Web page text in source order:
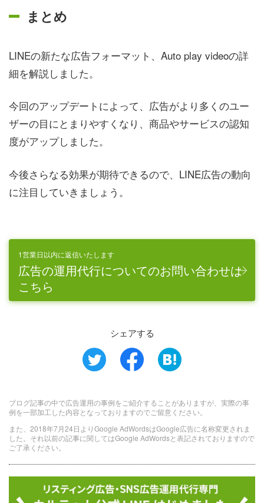
まとめ
LINEの新たな広告フォーマット、Auto play videoの詳
細を解説しました。
今回のアップデートによって、広告がより多くのユー
ザーの目にとまりやすくなり、商品やサービスの認知
度がアップしました。
今後さらなる効果が期待できるので、LINE広告の動向
に注目していきましょう。
1営業日以内に返信いたします
広告の運用代行についてのお問い合わせは
こちら
シェアする
ブログ記事の中で広告運用の事例をご紹介することがありますが、実際の事
例を一部加工した内容となっておりますのでご留意ください。
また、2018年7月24日よりGoogle AdWordsはGoogle広告に名称変更されま
した。それ以前の記事に関してはGoogle AdWordsと表記されておりますので
ご了承ください。